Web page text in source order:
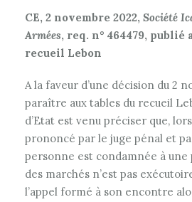
CE, 2 novembre 2022, Société
Armées, req. n° 464479, publié
recueil Lebon
A la faveur d’une décision du 2
paraître aux tables du recueil
d’Etat est venu préciser que,
prononcé par le juge pénal et
personne est condamnée à une
des marchés n’est pas
l’appel formé à son encontre